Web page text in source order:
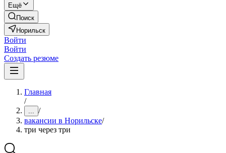
Ещё
Поиск
Норильск
Войти
Войти
Создать резюме
Главная
/
... /
вакансии в Норильске/
три через три